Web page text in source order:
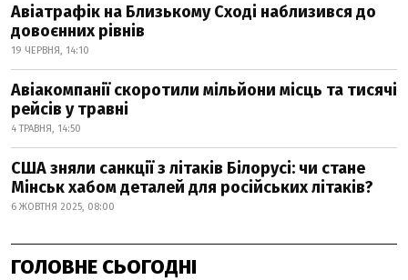
Авіатрафік на Близькому Сході наблизився до
довоєнних рівнів
19 ЧЕРВНЯ, 14:10
Авіакомпанії скоротили мільйони місць та тисячі
рейсів у травні
4 ТРАВНЯ, 14:50
США зняли санкції з літаків Білорусі: чи стане
Мінськ хабом деталей для російських літаків?
6 ЖОВТНЯ 2025, 08:00
ГОЛОВНЕ СЬОГОДНІ